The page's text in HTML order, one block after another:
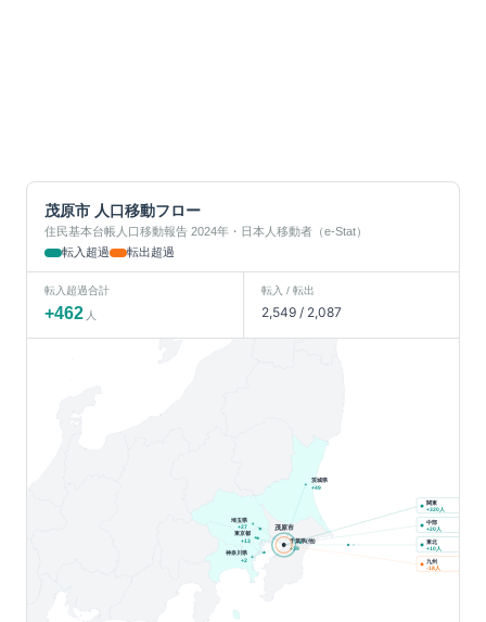
茂原市 人口移動フロー
住民基本台帳人口移動報告 2024年・日本人移動者（e-Stat）
転入超過
転出超過
転入超過合計
+462 人
転入 / 転出
2,549/ 2,087
茨城県
+49
千葉県(他)
+39
埼玉県
+27
東京都
+13
神奈川県
+2
茂原市
関東
+320人
中部
+20人
東北
+10人
九州
-18人